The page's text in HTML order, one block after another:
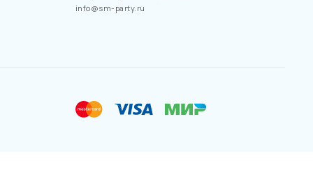
info@sm-party.ru